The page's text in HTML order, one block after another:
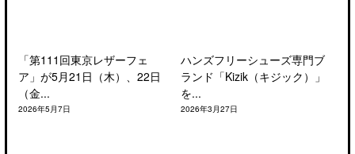
「第111回東京レザーフェ
ア」が5月21日（木）、22日
（金...
2026年5月7日
ハンズフリーシューズ専門ブ
ランド「Kizik（キジック）」
を...
2026年3月27日